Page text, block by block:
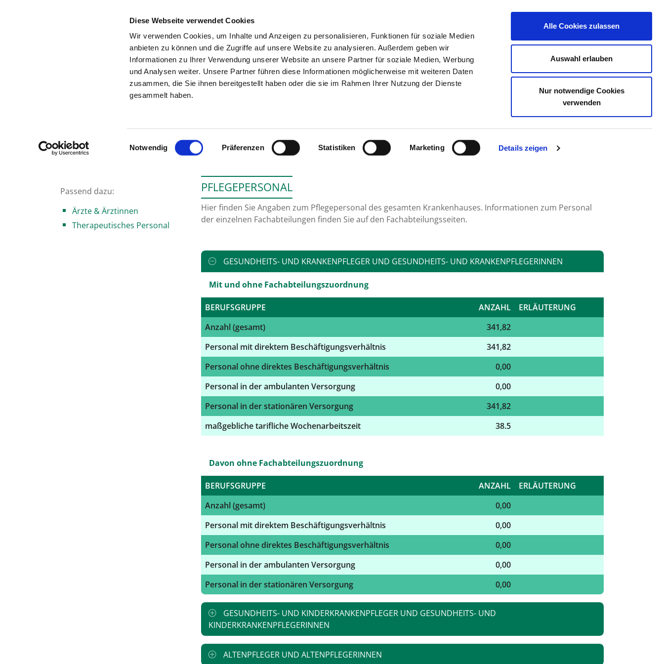
Diese Webseite verwendet Cookies
Wir verwenden Cookies, um Inhalte und Anzeigen zu personalisieren, Funktionen für soziale Medien
anbieten zu können und die Zugriffe auf unsere Website zu analysieren. Außerdem geben wir
Informationen zu Ihrer Verwendung unserer Website an unsere Partner für soziale Medien, Werbung
und Analysen weiter. Unsere Partner führen diese Informationen möglicherweise mit weiteren Daten
zusammen, die Sie ihnen bereitgestellt haben oder die sie im Rahmen Ihrer Nutzung der Dienste
gesammelt haben.
Einwilligungsauswahl
Notwendig Präferenzen Statistiken Marketing Details zeigen
Alle Cookies zulassen
Auswahl erlauben
Nur notwendige Cookies
verwenden
SUCHEN TIPPS & HILFE DAS VERZEICHNIS STELLENBÖRSE KONTAKT
Zur Krankenhaus-Startseite
Passend dazu:
Ärzte & Ärztinnen
Therapeutisches Personal
PFLEGEPERSONAL
Hier finden Sie Angaben zum Pflegepersonal des gesamten Krankenhauses. Informationen zum Personal
der einzelnen Fachabteilungen finden Sie auf den Fachabteilungsseiten.
GESUNDHEITS- UND KRANKENPFLEGER UND GESUNDHEITS- UND KRANKENPFLEGERINNEN
Mit und ohne Fachabteilungszuordnung
BERUFSGRUPPE ANZAHL
ERLÄUTERUNG
Anzahl (gesamt)
341,82
Personal mit direktem Beschäftigungsverhältnis
341,82
Personal ohne direktes Beschäftigungsverhältnis
0,00
Personal in der ambulanten Versorgung
0,00
Personal in der stationären Versorgung
341,82
maßgebliche tarifliche Wochenarbeitszeit
38.5
Davon ohne Fachabteilungszuordnung
BERUFSGRUPPE ANZAHL
ERLÄUTERUNG
Anzahl (gesamt)
0,00
Personal mit direktem Beschäftigungsverhältnis
0,00
Personal ohne direktes Beschäftigungsverhältnis
0,00
Personal in der ambulanten Versorgung
0,00
Personal in der stationären Versorgung
0,00
GESUNDHEITS- UND KINDERKRANKENPFLEGER UND GESUNDHEITS- UND
KINDERKRANKENPFLEGERINNEN
ALTENPFLEGER UND ALTENPFLEGERINNEN